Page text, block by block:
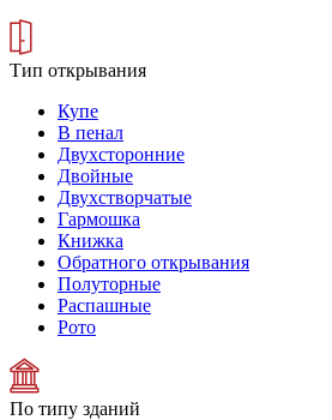
Тип открывания
Купе
В пенал
Двухсторонние
Двойные
Двухстворчатые
Гармошка
Книжка
Обратного открывания
Полуторные
Распашные
Рото
По типу зданий